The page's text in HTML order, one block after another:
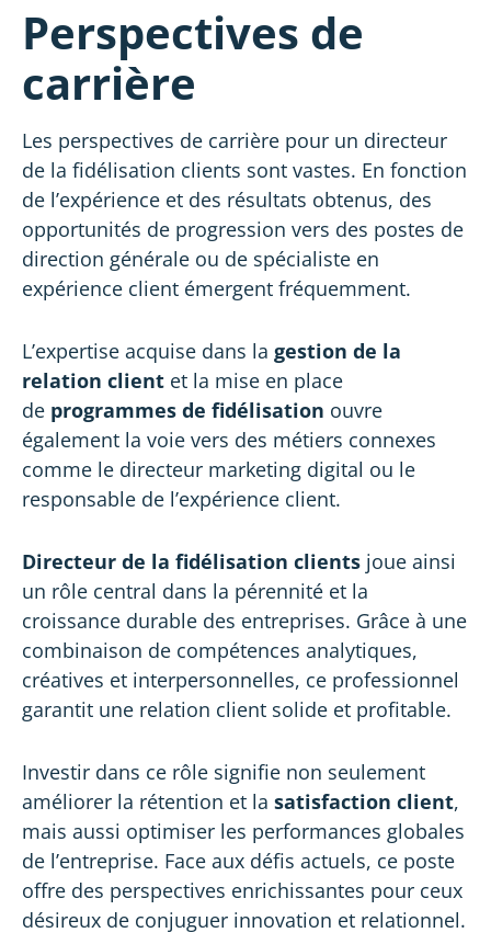
Perspectives de
carrière
Les perspectives de carrière pour un directeur
de la fidélisation clients sont vastes. En fonction
de l’expérience et des résultats obtenus, des
opportunités de progression vers des postes de
direction générale ou de spécialiste en
expérience client émergent fréquemment.
L’expertise acquise dans la gestion de la
relation client et la mise en place
de programmes de fidélisation ouvre
également la voie vers des métiers connexes
comme le directeur marketing digital ou le
responsable de l’expérience client.
Directeur de la fidélisation clients joue ainsi
un rôle central dans la pérennité et la
croissance durable des entreprises. Grâce à une
combinaison de compétences analytiques,
créatives et interpersonnelles, ce professionnel
garantit une relation client solide et profitable.
Investir dans ce rôle signifie non seulement
améliorer la rétention et la satisfaction client,
mais aussi optimiser les performances globales
de l’entreprise. Face aux défis actuels, ce poste
offre des perspectives enrichissantes pour ceux
désireux de conjuguer innovation et relationnel.